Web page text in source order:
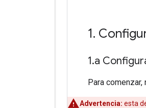
1.
1.a
Para
Advertencia: esta